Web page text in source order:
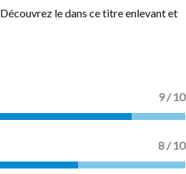
le dans ce titre enlevant et
9/ 10
8/ 10